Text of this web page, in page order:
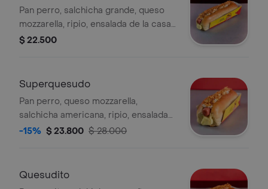
Pan perro, salchicha grande, queso
mozzarella, ripio, ensalada de la casa
y guarniciones al gusto. .
$ 22.500
Superquesudo
Pan perro, queso mozzarella,
salchicha americana, ripio, ensalada
de la casa y guarniciones al gusto. .
-15% $ 23.800 $ 28.000
Quesudito